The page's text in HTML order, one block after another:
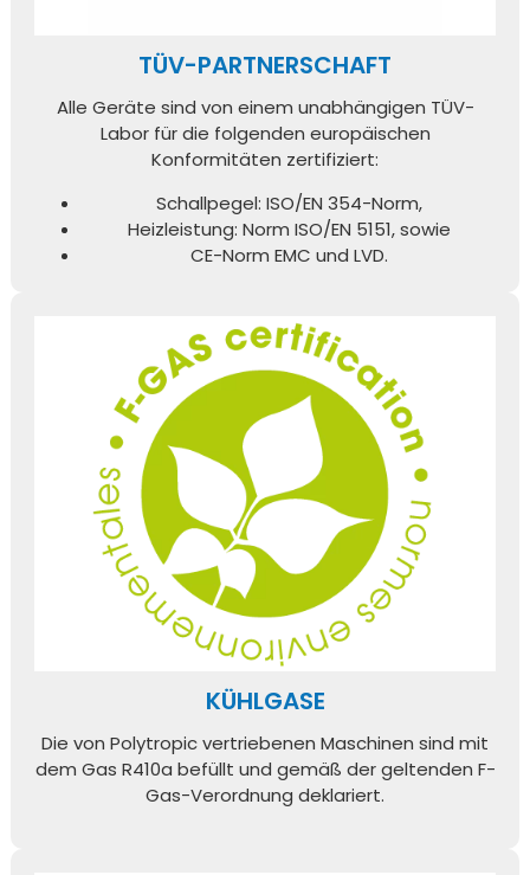
TÜV-PARTNERSCHAFT
Alle Geräte sind von einem unabhängigen TÜV-
Labor für die folgenden europäischen
Konformitäten zertifiziert:
Schallpegel: ISO/EN 354-Norm,
Heizleistung: Norm ISO/EN 5151, sowie
CE-Norm EMC und LVD.
KÜHLGASE
Die von Polytropic vertriebenen Maschinen sind mit
dem Gas R410a befüllt und gemäß der geltenden F-
Gas-Verordnung deklariert.